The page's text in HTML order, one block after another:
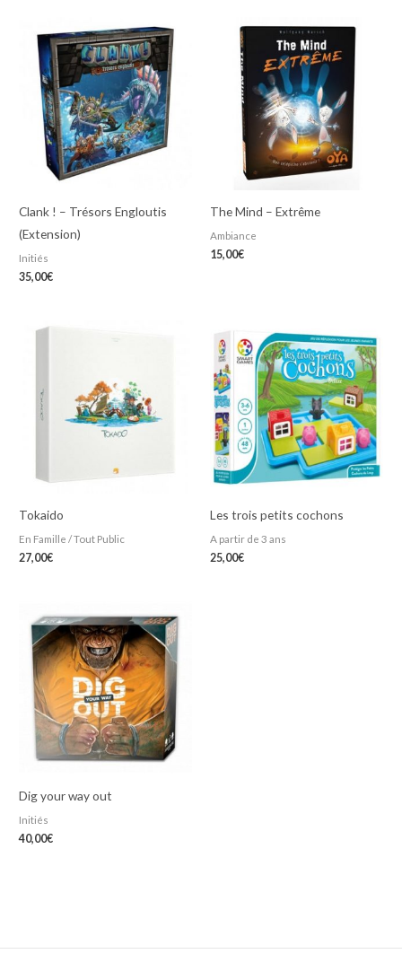
Clank ! – Trésors Engloutis
(Extension)
Initiés
35,00€
The Mind – Extrême
Ambiance
15,00€
Tokaido
En Famille / Tout Public
27,00€
Les trois petits cochons
A partir de 3 ans
25,00€
Dig your way out
Initiés
40,00€